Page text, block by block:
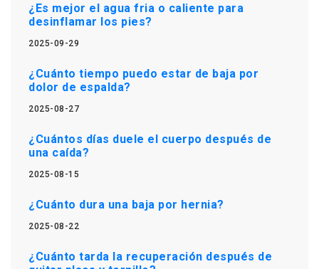
¿Es mejor el agua fria o caliente para
desinflamar los pies?
2025-09-29
¿Cuánto tiempo puedo estar de baja por
dolor de espalda?
2025-08-27
¿Cuántos días duele el cuerpo después de
una caída?
2025-08-15
¿Cuánto dura una baja por hernia?
2025-08-22
¿Cuánto tarda la recuperación después de